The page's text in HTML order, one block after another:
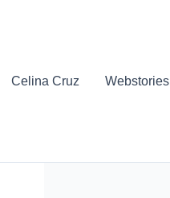
Celina Cruz Webstories